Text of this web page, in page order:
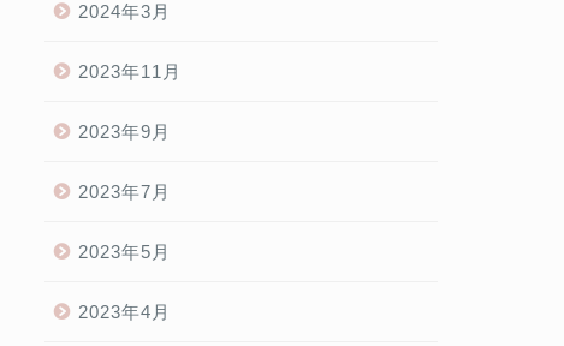
2024年3月
2023年11月
2023年9月
2023年7月
2023年5月
2023年4月